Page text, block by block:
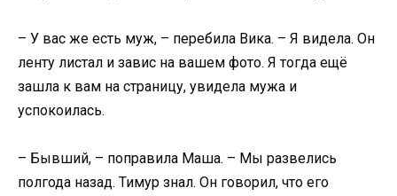
– У вас же есть муж, – перебила Вика. – Я видела. Он
ленту листал и завис на вашем фото. Я тогда ещё
зашла к вам на страницу, увидела мужа и
успокоилась.
– Бывший, – поправила Маша. – Мы развелись
полгода назад. Тимур знал. Он говорил, что его